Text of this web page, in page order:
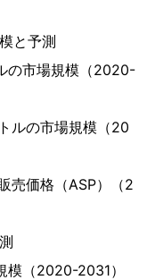
と予測
の市場規模（2020-
ルの市場規模（20
売価格（ASP）（2
模（2020-2031）